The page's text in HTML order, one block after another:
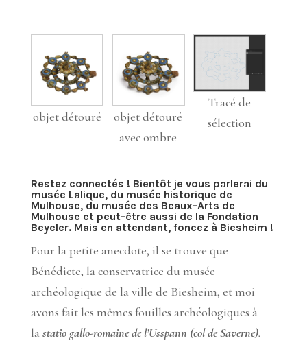
objet détouré
objet détouré
avec ombre
Tracé de
sélection
Restez connectés ! Bientôt je vous parlerai du
musée Lalique, du musée historique de
Mulhouse, du musée des Beaux-Arts de
Mulhouse et peut-être aussi de la Fondation
Beyeler. Mais en attendant, foncez à Biesheim !
Pour la petite anecdote, il se trouve que
Bénédicte, la conservatrice du musée
archéologique de la ville de Biesheim, et moi
avons fait les mêmes fouilles archéologiques à
lastatio gallo-romaine de l’Usspann (col de Saverne).